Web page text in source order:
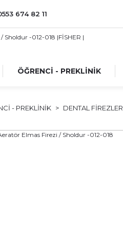
674 82 11
ÖĞRENCİ - PREKLİNİK
- PREKLİNİK DENTAL FİREZLER